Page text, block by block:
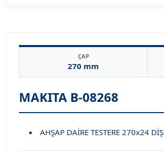
ÇAP
270 mm
MAKITA B-08268
AHŞAP DAİRE TESTERE 270x24 DİŞ